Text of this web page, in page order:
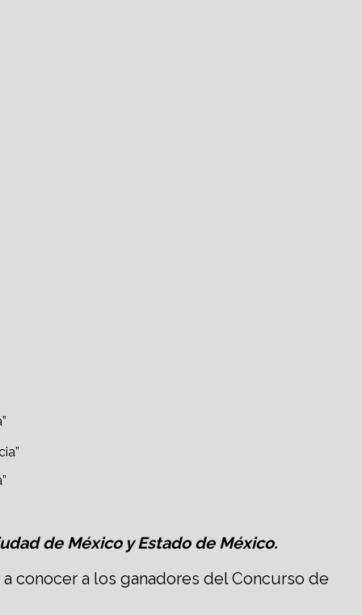
de México y Estado de México.
conocer a los ganadores del Concurso de